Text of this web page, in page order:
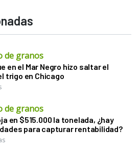
de granos
en el Mar Negro hizo saltar el
trigo en Chicago
de granos
en $515.000 la tonelada, ¿hay
para capturar rentabilidad?